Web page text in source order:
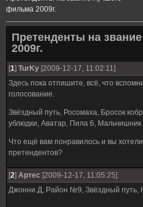
фильма 2009г.
Претенденты на
2009г.
[1] TurKy [2009-12-17, 11:02:11]
Здесь пока отпишите, всё, что
голосование.
Звёздный путь, Росомаха, Бросок
ублюдки, Аватар, Пила 6, Мальчишник
Что ещё вам понравилось и вы
претендентов?
[2] Аpтeс [2009-12-17, 11:05:25]
Джонни Д, Район №9, Звёздный путь,